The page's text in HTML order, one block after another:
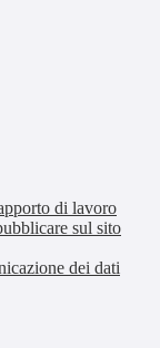
di lavoro
sul sito
dei dati